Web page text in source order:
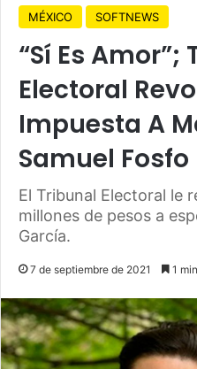
MÉXICO SOFTNEWS
“Sí Es Amor”;
Electoral
Impuesta A
Samuel Fosfo
El Tribunal Electoral le
millones de pesos a
García.
7 de septiembre de 2021 1